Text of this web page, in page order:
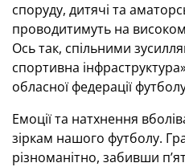
споруду, дитячі та
проводитимуть на
Ось так, спільними
спортивна
обласної федерації
Емоції та натхнення
зіркам нашого футболу.
різноманітно, забивши